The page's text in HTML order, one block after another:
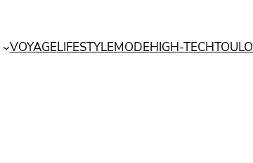
VOYAGELIFESTYLEMODEHIGH-TECH